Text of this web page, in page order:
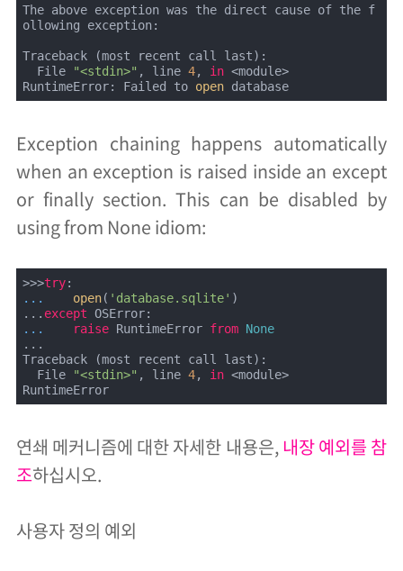
The above exception was the direct cause of the f
ollowing exception:
Traceback (most recent call last):
  File
"<stdin>" , line 4, in <module>
RuntimeError: Failed to open database
Exception chaining happens automatically
when an exception is raised inside an except
or finally section. This can be disabled by
using from None idiom:
>>>try
...
open( 'database.sqlite' )
... except
...
raise RuntimeError from None
...
Traceback (most recent call last):
  File
"<stdin>" , line 4, in <module>
RuntimeError
연쇄 메커니즘에 대한 자세한 내용은, 내장 예외를 참
조하십시오.
사용자 정의 예외